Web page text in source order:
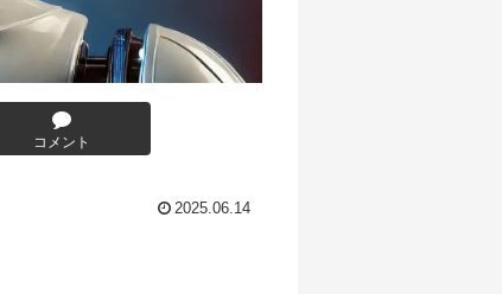
コメント
2025.06.14